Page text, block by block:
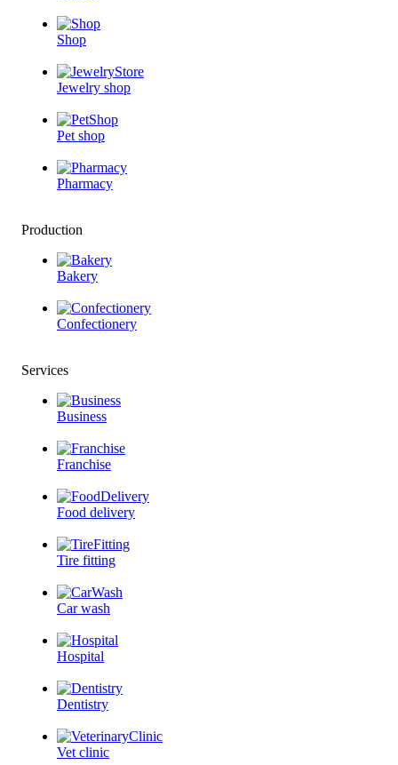
Shop
Jewelry shop
Pet shop
Pharmacy
Production
Bakery
Confectionery
Services
Business
Franchise
Food delivery
Tire fitting
Car wash
Hospital
Dentistry
Vet clinic